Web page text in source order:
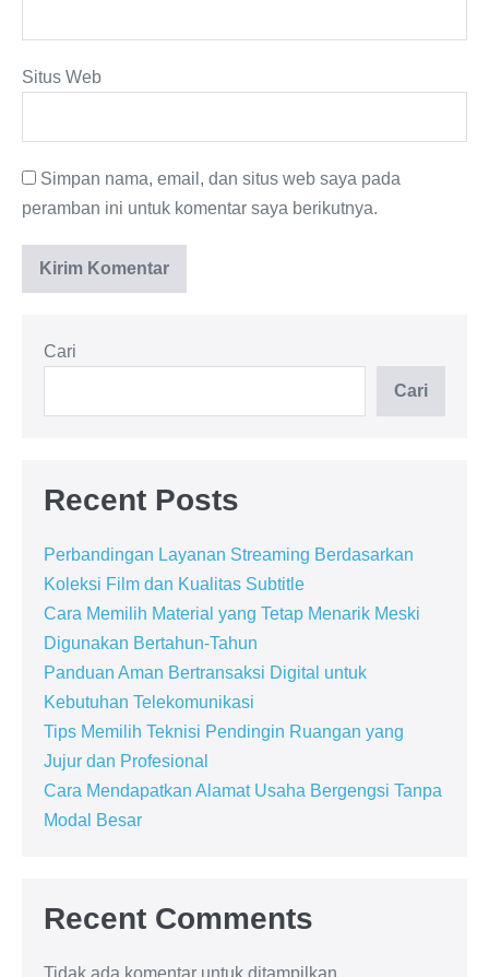
Situs Web
Simpan nama, email, dan situs web saya pada
peramban ini untuk komentar saya berikutnya.
Cari
Cari
Recent Posts
Perbandingan Layanan Streaming Berdasarkan
Koleksi Film dan Kualitas Subtitle
Cara Memilih Material yang Tetap Menarik Meski
Digunakan Bertahun-Tahun
Panduan Aman Bertransaksi Digital untuk
Kebutuhan Telekomunikasi
Tips Memilih Teknisi Pendingin Ruangan yang
Jujur dan Profesional
Cara Mendapatkan Alamat Usaha Bergengsi Tanpa
Modal Besar
Recent Comments
Tidak ada komentar untuk ditampilkan.